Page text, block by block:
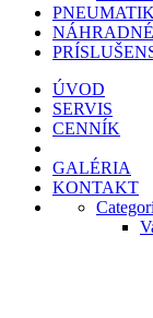
ÚVOD
SERVIS
CENNÍK
GALÉRIA
KONTAKT